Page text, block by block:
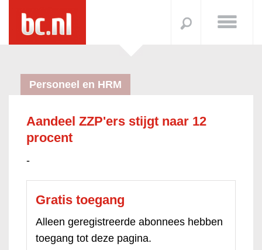
Personeel en HRM
Aandeel ZZP'ers stijgt naar 12
procent
-
Gratis toegang
Alleen geregistreerde abonnees hebben
toegang tot deze pagina.